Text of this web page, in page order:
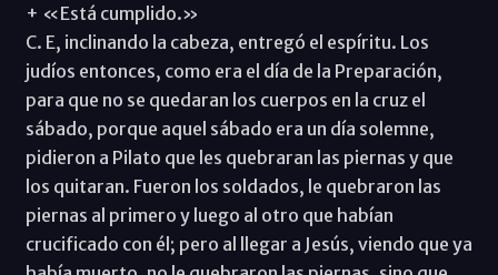
+ «Está cumplido.»
C. E, inclinando la cabeza, entregó el espíritu. Los
judíos entonces, como era el día de la Preparación,
para que no se quedaran los cuerpos en la cruz el
sábado, porque aquel sábado era un día solemne,
pidieron a Pilato que les quebraran las piernas y que
los quitaran. Fueron los soldados, le quebraron las
piernas al primero y luego al otro que habían
crucificado con él; pero al llegar a Jesús, viendo que ya